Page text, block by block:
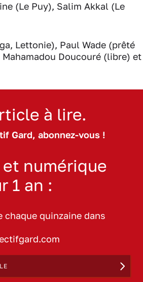
(Le Puy), Salim Akkal (Le
Lettonie), Paul Wade (prêté
Doucouré (libre) et
à lire.
Gard, abonnez-vous !
numérique
1 an :
chaque quinzaine dans